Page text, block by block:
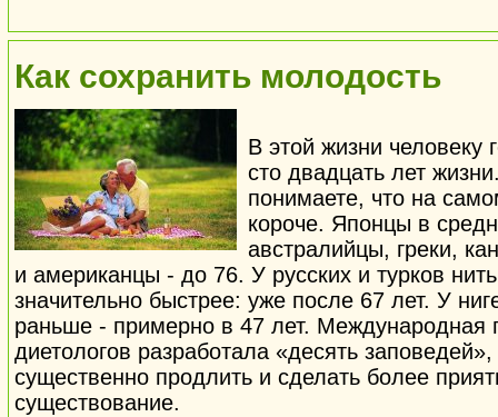
Как сохранить молодость
В этой жизни человеку
сто двадцать лет
понимаете, что на
короче. Японцы в
австралийцы, греки,
и американцы - до 76. У русских и турков
значительно быстрее: уже после 67 лет. У
раньше - примерно в 47 лет. Международная
диетологов разработала «десять
существенно продлить и сделать более
существование.